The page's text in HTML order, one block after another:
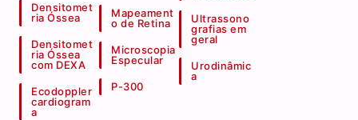
Densitomet
ria Óssea
Densitomet
ria Óssea
com DEXA
Ecodoppler
cardiogram
a
Mapeament
o de Retina
Microscopia
Especular
P-300
Ultrassono
grafias em
geral
Urodinâmic
a